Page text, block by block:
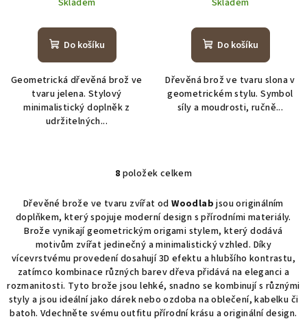
Skladem
Do košíku
Geometrická dřevěná brož ve
tvaru jelena. Stylový
minimalistický doplněk z
udržitelných...
Skladem
Do košíku
Dřevěná brož ve tvaru slona v
geometrickém stylu. Symbol
síly a moudrosti, ručně...
O
v
l
á
d
a
c
í
p
r
8 položek celkem
Dřevěné brože ve tvaru zvířat odWoodlabjsou originálním
doplňkem, který spojuje moderní design s přírodními materiály.
Brože vynikají geometrickým origami stylem, který dodává
motivům zvířat jedinečný a minimalistický vzhled. Díky
vícevrstvému provedení dosahují 3D efektu a hlubšího kontrastu,
zatímco kombinace různých barev dřeva přidává na eleganci a
rozmanitosti. Tyto brože jsou lehké, snadno se kombinují s různými
styly a jsou ideální jako dárek nebo ozdoba na oblečení, kabelku či
batoh. Vdechněte svému outfitu přírodní krásu a originální design.